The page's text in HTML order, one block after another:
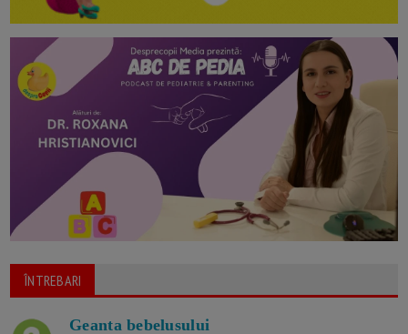
ÎNTREBARI
Geanta bebelusului